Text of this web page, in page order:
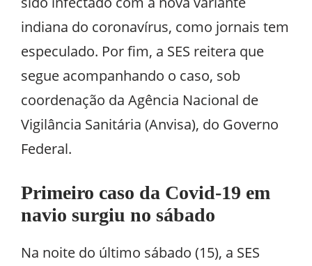
indiana do coronavírus, como jornais tem
especulado. Por fim, a SES reitera que
segue acompanhando o caso, sob
coordenação da Agência Nacional de
Vigilância Sanitária (Anvisa), do Governo
Federal.
Primeiro caso da Covid-19 em
navio surgiu no sábado
Na noite do último sábado (15), a SES